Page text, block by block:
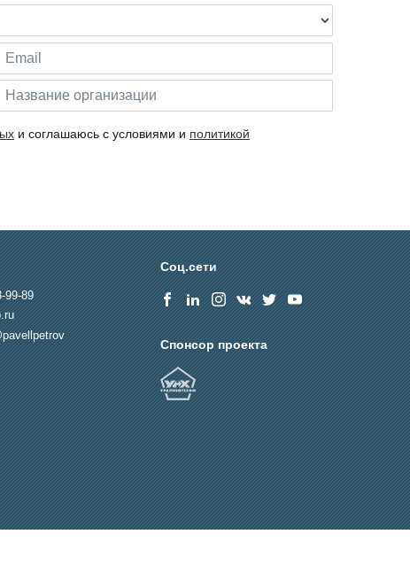
и соглашаюсь с условиями и политикой
99-89
Соц.сети
Спонсор проекта